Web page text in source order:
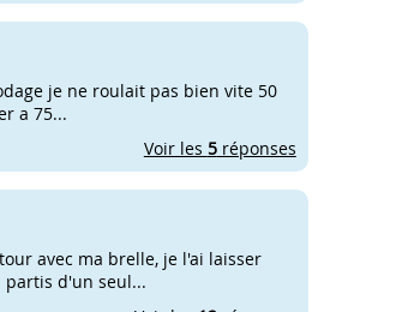
je ne roulait pas bien vite 50
a 75...
Voir les 5réponses
avec ma brelle, je l'ai laisser
d'un seul...